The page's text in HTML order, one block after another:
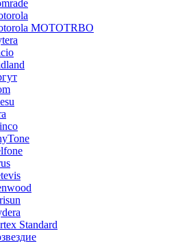
MOTOTRBO
Standard